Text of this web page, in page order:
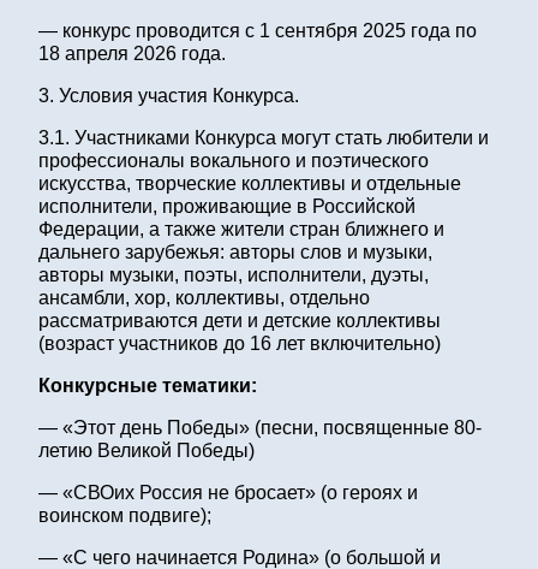
— конкурс проводится с 1 сентября 2025 года по
18 апреля 2026 года.
3. Условия участия Конкурса.
3.1. Участниками Конкурса могут стать любители и
профессионалы вокального и поэтического
искусства, творческие коллективы и отдельные
исполнители, проживающие в Российской
Федерации, а также жители стран ближнего и
дальнего зарубежья: авторы слов и музыки,
авторы музыки, поэты, исполнители, дуэты,
ансамбли, хор, коллективы, отдельно
рассматриваются дети и детские коллективы
(возраст участников до 16 лет включительно)
Конкурсные тематики:
— «Этот день Победы» (песни, посвященные 80-
летию Великой Победы)
— «СВОих Россия не бросает» (о героях и
воинском подвиге);
— «С чего начинается Родина» (о большой и